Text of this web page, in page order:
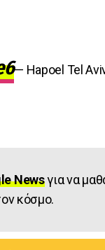
— Hapoel Tel
Newsγια να
κόσμο.